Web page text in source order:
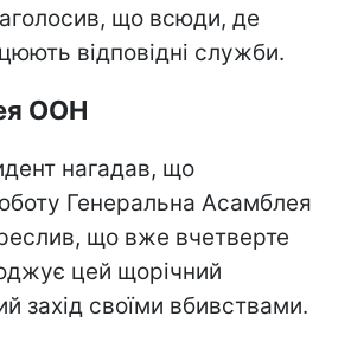
що всюди, де
відповідні служби.
ООН
нагадав, що
Генеральна Асамблея
що вже вчетверте
цей щорічний
захід своїми вбивствами.